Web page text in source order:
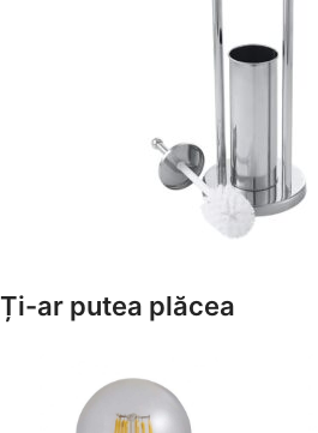
Suporți Hârtie Igenică
Ți-ar putea plăcea